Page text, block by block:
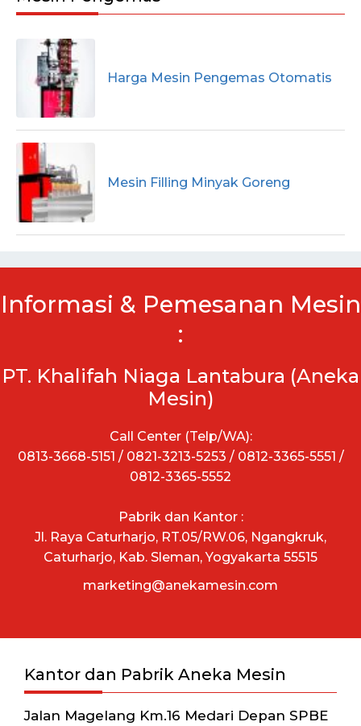
Harga Mesin Pengemas Otomatis
Mesin Filling Minyak Goreng
Informasi & Pemesanan Mesin
:
PT. Khalifah Niaga Lantabura (Aneka
Mesin)
Call Center (Telp/WA):
0813-3668-5151 / 0821-3213-5253 / 0812-3365-5551 /
0812-3365-5552
Pabrik dan Kantor :
Jl. Raya Caturharjo, RT.05/RW.06, Ngangkruk,
Caturharjo, Kab. Sleman, Yogyakarta 55515
marketing@anekamesin.com
Kantor dan Pabrik Aneka Mesin
Jalan Magelang Km.16 Medari Depan SPBE